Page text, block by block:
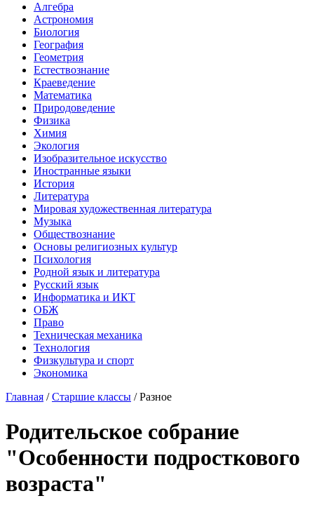
Алгебра
Астрономия
Биология
География
Геометрия
Естествознание
Краеведение
Математика
Природоведение
Физика
Химия
Экология
Изобразительное искусство
Иностранные языки
История
Литература
Мировая художественная литература
Музыка
Обществознание
Основы религиозных культур
Психология
Родной язык и литература
Русский язык
Информатика и ИКТ
ОБЖ
Право
Техническая механика
Технология
Физкультура и спорт
Экономика
Главная /Старшие классы /Разное
Родительское собрание
"Особенности подросткового
возраста"